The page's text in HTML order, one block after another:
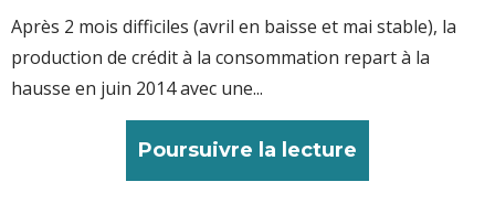
Après 2 mois difficiles (avril en baisse et mai stable), la
production de crédit à la consommation repart à la
hausse en juin 2014 avec une...
Poursuivre la lecture